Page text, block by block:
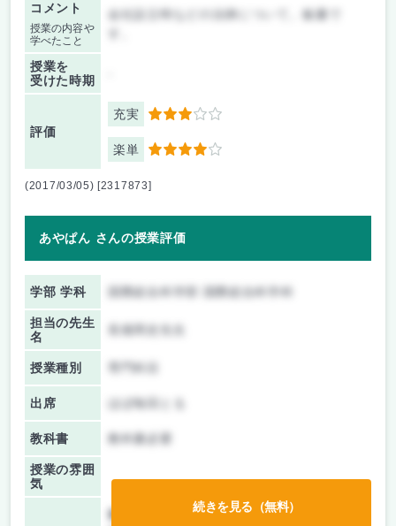
コメント
授業の内容や
学べたこと
会社設立時などの法律について。板書で
授業を
受けた時期
評価
充実 3
楽単 4
(2017/03/05) [2317873]
あやぱん さんの授業評価
学部 学科 国際総合科学部 国際総合科学科
担当の先生
名
授業種別
出席 ほぼ毎回とる
教科書 教科書必要
授業の雰囲
気
前期/中間：
テストのみ
続きを見る（無料）